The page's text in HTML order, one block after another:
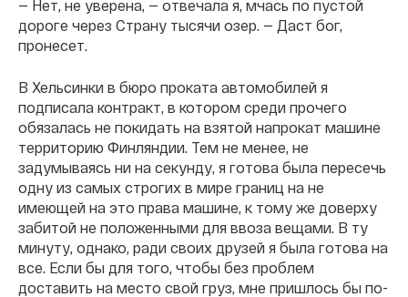
— Нет, не уверена, — отвечала я, мчась по пустой
дороге через Страну тысячи озер. — Даст бог,
пронесет.
В Хельсинки в бюро проката автомобилей я
подписала контракт, в котором среди прочего
обязалась не покидать на взятой напрокат машине
территорию Финляндии. Тем не менее, не
задумываясь ни на секунду, я готова была пересечь
одну из самых строгих в мире границ на не
имеющей на это права машине, к тому же доверху
забитой не положенными для ввоза вещами. В ту
минуту, однако, ради своих друзей я была готова на
все. Если бы для того, чтобы без проблем
доставить на место свой груз, мне пришлось бы по-